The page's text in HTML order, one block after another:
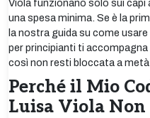
Viola funzionano solo sui capi
una spesa minima. Se è la
la nostra guida su come
per principianti ti
così non resti bloccata a metà.
Perché il Mio
Luisa Viola Non